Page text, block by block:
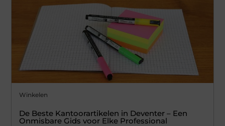
Winkelen
De Beste Kantoorartikelen in Deventer – Een
Onmisbare Gids voor Elke Professional